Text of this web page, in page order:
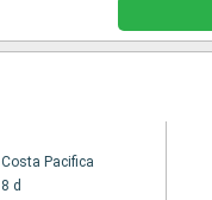
Costa Pacifica
8 d